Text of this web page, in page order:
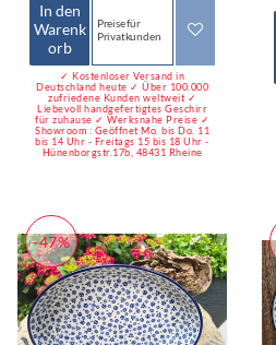
In den
Warenk
orb
Preise für
Privatkunden
✓ Kostenloser Versand in
Deutschland heute ✓ Über 100.000
zufriedene Kunden weltweit ✓
Liebevoll handgefertigtes Geschirr
für zuhause ✓ Werksnahe Preise ✓
Showroom : Geöffnet Mo. bis Do. 11
bis 14 Uhr - Freitags 15 bis 18 Uhr -
Hünenborgstr.17b, 48431 Rheine
-47%